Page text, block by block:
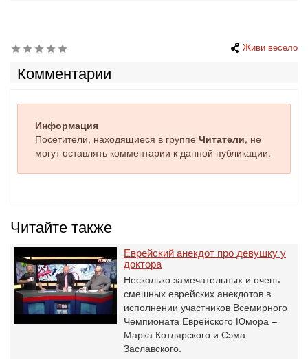
Живи весело
Комментарии
Информация
Посетители, находящиеся в группе Читатели, не
могут оставлять комментарии к данной публикации.
Читайте также
Еврейский анекдот про девушку у
доктора
Несколько замечательных и очень
смешных еврейских анекдотов в
исполнении участников Всемирного
Чемпионата Еврейского Юмора –
Марка Котлярского и Сэма
Заславского.